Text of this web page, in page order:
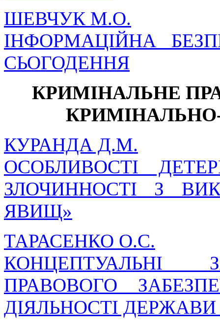
ШЕВЧУК М.О.
ІНФОРМАЦІЙНА
СЬОГОДЕННЯ
КРИМІНАЛЬНЕ
КУРАНДА Д.М.
ОСОБЛИВОСТІ
ЗЛОЧИННОСТІ З
ЯВИЩ»
ТАРАСЕНКО О.С.
КОНЦЕПТУАЛЬНІ
ПРАВОВОГО
ДІЯЛЬНОСТІ